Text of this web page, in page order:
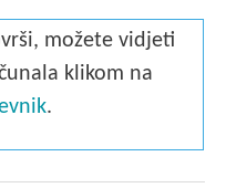
možete vidjeti
klikom na
.